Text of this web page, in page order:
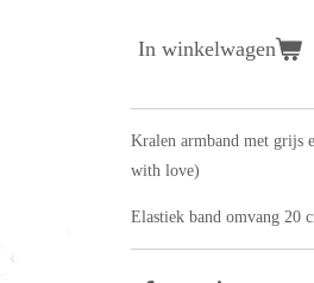
In winkelwagen
Kralen armband met grijs
with love)
Elastiek band omvang 20